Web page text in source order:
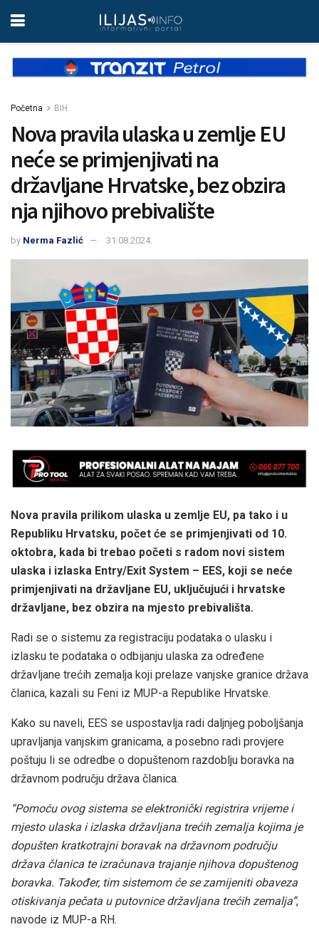
Početna BIH
Nova pravila ulaska u zemlje EU
neće se primjenjivati na
državljane Hrvatske, bez obzira
nja njihovo prebivalište
by Nerma Fazlić 31.08.2024.
Nova pravila prilikom ulaska u zemlje EU, pa tako i u
Republiku Hrvatsku, počet će se primjenjivati od 10.
oktobra, kada bi trebao početi s radom novi sistem
ulaska i izlaska Entry/Exit System – EES, koji se neće
primjenjivati na državljane EU, uključujući i hrvatske
državljane, bez obzira na mjesto prebivališta.
Radi se o sistemu za registraciju podataka o ulasku i
izlasku te podataka o odbijanju ulaska za određene
državljane trećih zemalja koji prelaze vanjske granice država
članica, kazali su Feni iz MUP-a Republike Hrvatske.
Kako su naveli, EES se uspostavlja radi daljnjeg poboljšanja
upravljanja vanjskim granicama, a posebno radi provjere
poštuju li se odredbe o dopuštenom razdoblju boravka na
državnom području država članica.
“Pomoću ovog sistema se elektronički registrira vrijeme i
mjesto ulaska i izlaska državljana trećih zemalja kojima je
dopušten kratkotrajni boravak na državnom području
država članica te izračunava trajanje njihova dopuštenog
boravka. Također, tim sistemom će se zamijeniti obaveza
otiskivanja pečata u putovnice državljana trećih zemalja”,
navode iz MUP-a RH.